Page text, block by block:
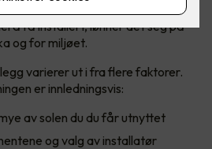
lønnsom investering. Selv om
å få installert, lønner det seg på
og for miljøet.
varierer ut i fra flere faktorer.
er innledningsvis:
av solen du du får utnyttet
og valg av installatør